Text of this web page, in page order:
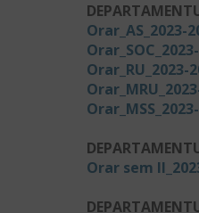
Orar_AS_2023-
Orar_RU_2023-
Orar sem